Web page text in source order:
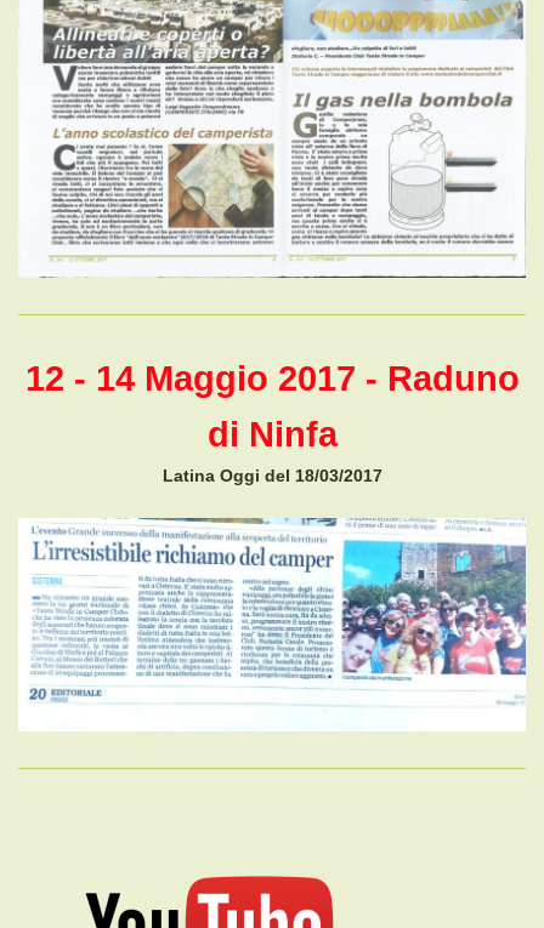
12 - 14 Maggio 2017 - Raduno
di Ninfa
Latina Oggi del 18/03/2017